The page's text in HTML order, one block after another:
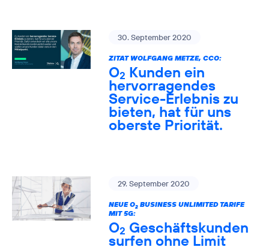
30. September 2020
ZITAT WOLFGANG METZE, CCO:
O2 Kunden ein
hervorragendes
Service-Erlebnis zu
bieten, hat für uns
oberste Priorität.
29. September 2020
NEUE O2BUSINESS UNLIMITED TARIFE
MIT 5G:
O2 Geschäftskunden
surfen ohne Limit